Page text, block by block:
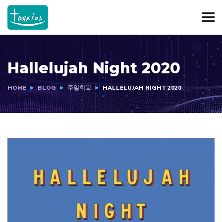
Hallelujah Night 2020
HOME BLOG 주일학교 HALLELUJAH NIGHT 2020